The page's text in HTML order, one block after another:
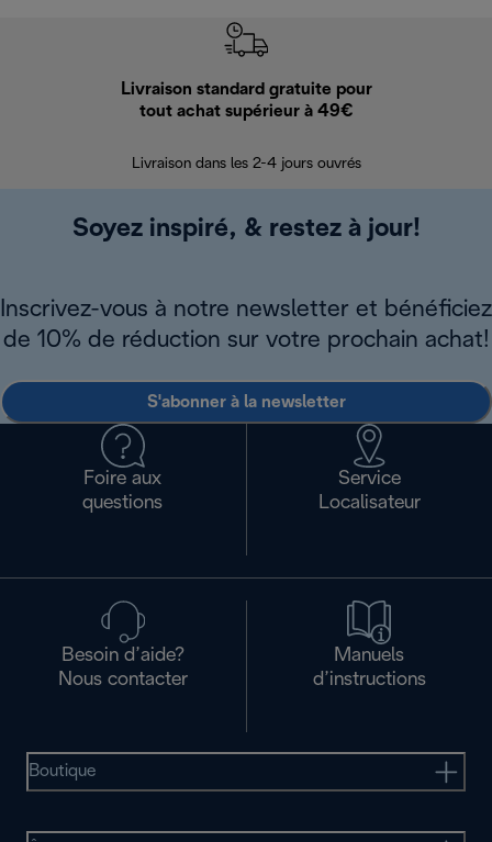
Livraison standard gratuite pour
tout achat supérieur à 49€
Livraison dans les 2-4 jours ouvrés
Soyez inspiré, & restez à jour!
Inscrivez-vous à notre newsletter et bénéficiez
de 10% de réduction sur votre prochain achat!
S'abonner à la newsletter
Foire aux
questions
Service
Localisateur
Besoin d’aide?
Nous contacter
Manuels
d’instructions
Boutique